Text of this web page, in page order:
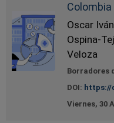
Colombia
Oscar
Ospina-
Veloza
Borradores
DOI: https://
Viernes, 30